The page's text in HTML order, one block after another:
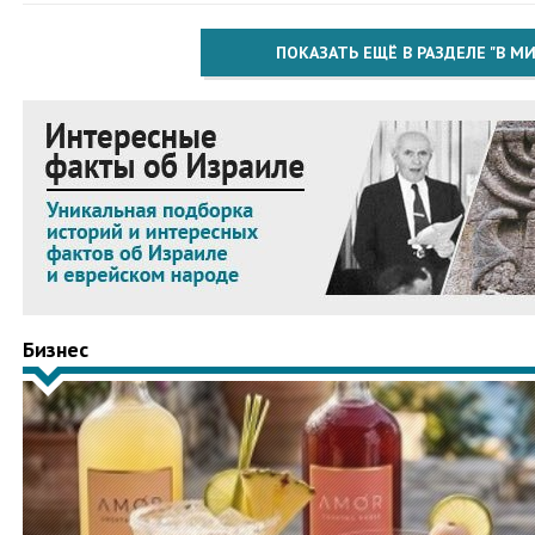
ПОКАЗАТЬ ЕЩЁ В РАЗДЕЛЕ "В
Бизнес